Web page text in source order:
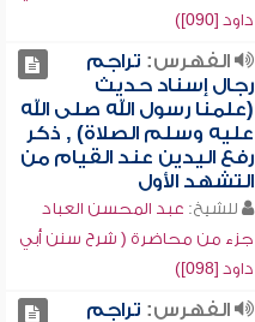
داود [090])
الفهرس: تراجم
رجال إسناد حديث
(علمنا رسول الله صلى الله
عليه وسلم الصلاة) , ذكر
رفع اليدين عند القيام من
التشهد الأول
للشيخ: عبد المحسن العباد
جزء من محاضرة ( شرح سنن أبي
داود [098])
الفهرس: تراجم